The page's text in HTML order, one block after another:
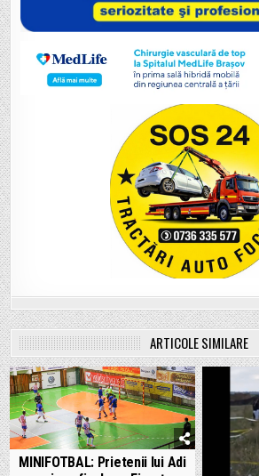
ARTICOLE SIMILARE
MINIFOTBAL: Prietenii lui Adi